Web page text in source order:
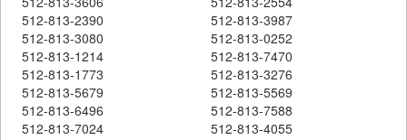
512-813-2390
512-813-3987
512-813-3080
512-813-0252
512-813-1214
512-813-7470
512-813-1773
512-813-3276
512-813-5679
512-813-5569
512-813-6496
512-813-7588
512-813-7024
512-813-4055